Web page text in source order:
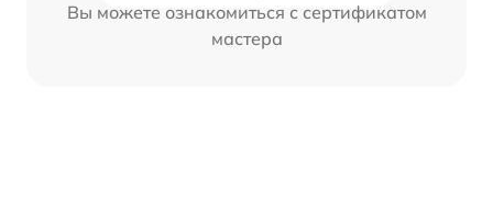
Вы можете ознакомиться с сертификатом
мастера